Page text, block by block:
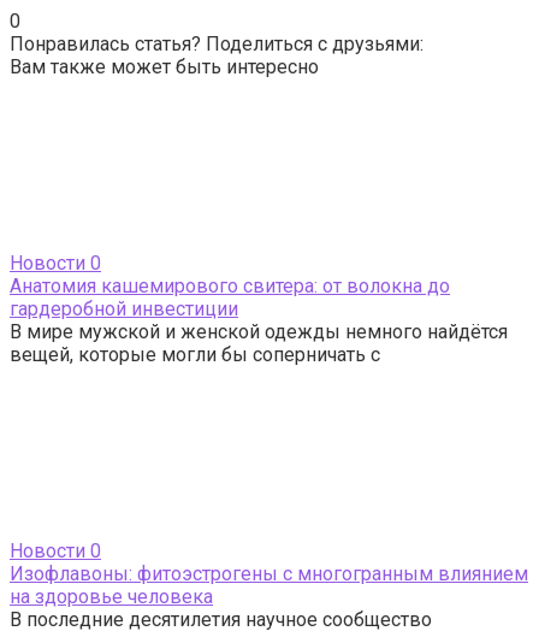
0
Понравилась статья? Поделиться с друзьями:
Вам также может быть интересно
Новости 0
Анатомия кашемирового свитера: от волокна до
гардеробной инвестиции
В мире мужской и женской одежды немного найдётся
вещей, которые могли бы соперничать с
Новости 0
Изофлавоны: фитоэстрогены с многогранным влиянием
на здоровье человека
В последние десятилетия научное сообщество